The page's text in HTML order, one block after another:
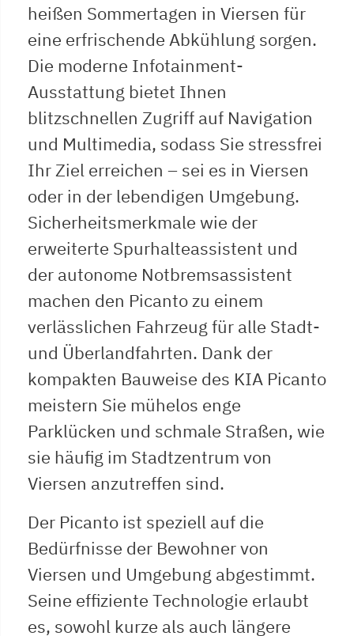
heißen Sommertagen in Viersen für
eine erfrischende Abkühlung sorgen.
Die moderne Infotainment-
Ausstattung bietet Ihnen
blitzschnellen Zugriff auf Navigation
und Multimedia, sodass Sie stressfrei
Ihr Ziel erreichen – sei es in Viersen
oder in der lebendigen Umgebung.
Sicherheitsmerkmale wie der
erweiterte Spurhalteassistent und
der autonome Notbremsassistent
machen den Picanto zu einem
verlässlichen Fahrzeug für alle Stadt-
und Überlandfahrten. Dank der
kompakten Bauweise des KIA Picanto
meistern Sie mühelos enge
Parklücken und schmale Straßen, wie
sie häufig im Stadtzentrum von
Viersen anzutreffen sind.
Der Picanto ist speziell auf die
Bedürfnisse der Bewohner von
Viersen und Umgebung abgestimmt.
Seine effiziente Technologie erlaubt
es, sowohl kurze als auch längere